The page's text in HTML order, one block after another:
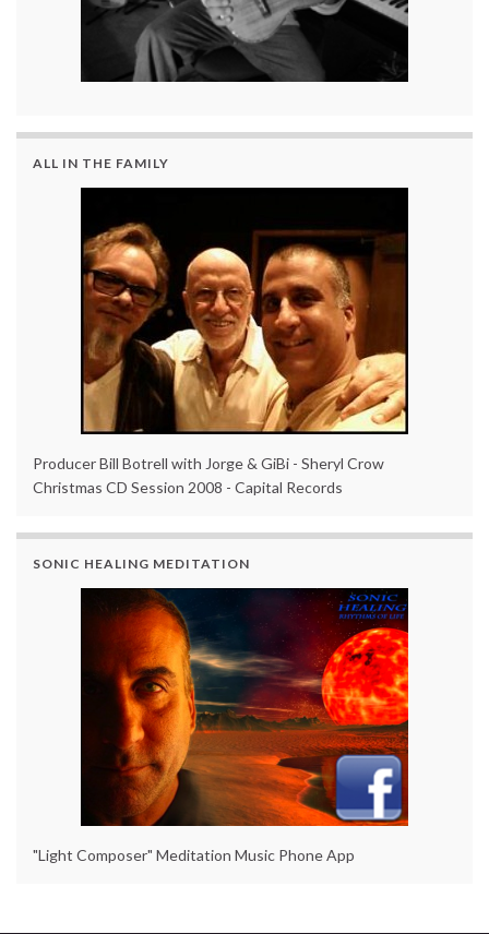
ALL IN THE FAMILY
Producer Bill Botrell with Jorge & GiBi - Sheryl Crow
Christmas CD Session 2008 - Capital Records
SONIC HEALING MEDITATION
"Light Composer" Meditation Music Phone App